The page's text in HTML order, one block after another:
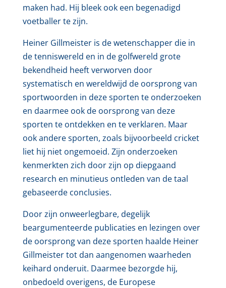
maken had. Hij bleek ook een begenadigd
voetballer te zijn.
Heiner Gillmeister is de wetenschapper die in
de tenniswereld en in de golfwereld grote
bekendheid heeft verworven door
systematisch en wereldwijd de oorsprong van
sportwoorden in deze sporten te onderzoeken
en daarmee ook de oorsprong van deze
sporten te ontdekken en te verklaren. Maar
ook andere sporten, zoals bijvoorbeeld cricket
liet hij niet ongemoeid. Zijn onderzoeken
kenmerkten zich door zijn op diepgaand
research en minutieus ontleden van de taal
gebaseerde conclusies.
Door zijn onweerlegbare, degelijk
beargumenteerde publicaties en lezingen over
de oorsprong van deze sporten haalde Heiner
Gillmeister tot dan aangenomen waarheden
keihard onderuit. Daarmee bezorgde hij,
onbedoeld overigens, de Europese